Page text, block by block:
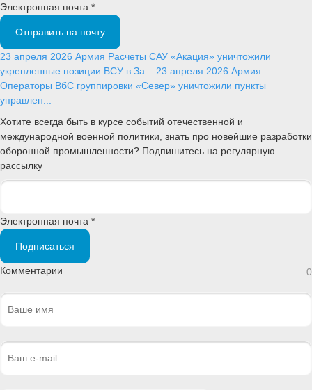
Электронная почта *
Отправить на почту
23 апреля 2026 Армия Расчеты САУ «Акация» уничтожили
укрепленные позиции ВСУ в За... 23 апреля 2026 Армия
Операторы ВбС группировки «Север» уничтожили пункты
управлен...
Хотите всегда быть в курсе событий отечественной и
международной военной политики, знать про новейшие разработки
оборонной промышленности? Подпишитесь на регулярную
рассылку
Электронная почта *
Подписаться
Комментарии 0